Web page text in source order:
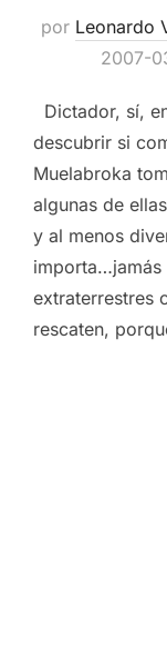
por Leonardo
2007-
Dictador, sí,
descubrir si
Muelabroka
algunas de
y al menos
extraterrestres
rescaten,